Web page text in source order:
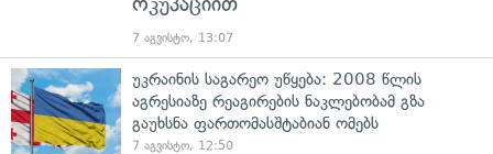
7 აგვისტო, 13:07
უკრაინის საგარეო უწყება: 2008 წლის
აგრესიაზე რეაგირების ნაკლებობამ გზა
გაუხსნა ფართომასშტაბიან ომებს
7 აგვისტო, 12:50